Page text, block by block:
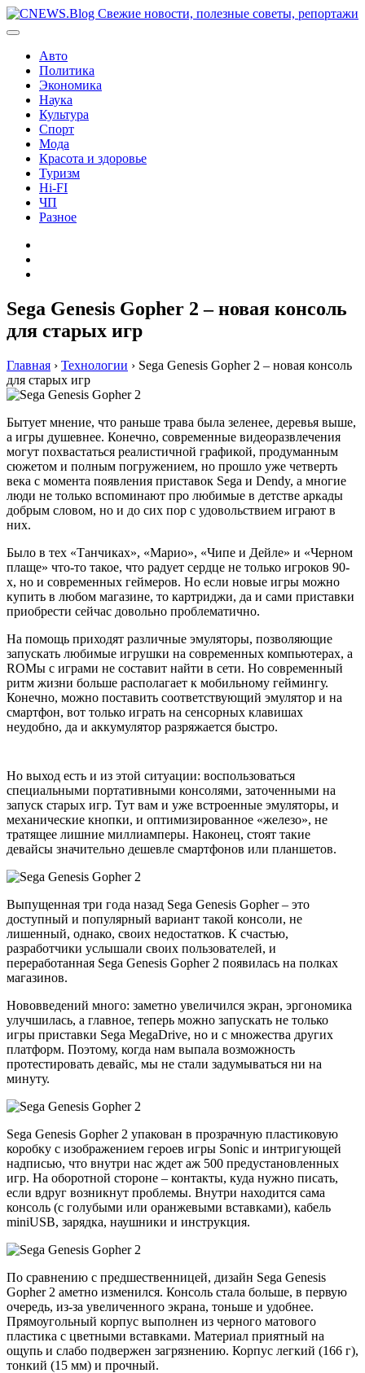
Перейти
к
Авто
Политика
Экономика
Наука
Культура
Спорт
Мода
Красота и здоровье
Туризм
Hi-FI
ЧП
Разное
Sega Genesis Gopher 2 – новая консоль
для старых игр
Главная › Технологии › Sega Genesis Gopher 2 – новая консоль
для старых игр
Бытует мнение, что раньше трава была зеленее, деревья выше,
а игры душевнее. Конечно, современные видеоразвлечения
могут похвастаться реалистичной графикой, продуманным
сюжетом и полным погружением, но прошло уже четверть
века с момента появления приставок Sega и Dendy, а многие
люди не только вспоминают про любимые в детстве аркады
добрым словом, но и до сих пор с удовольствием играют в
них.
Было в тех «Танчиках», «Марио», «Чипе и Дейле» и «Черном
плаще» что-то такое, что радует сердце не только игроков 90-
х, но и современных геймеров. Но если новые игры можно
купить в любом магазине, то картриджи, да и сами приставки
приобрести сейчас довольно проблематично.
На помощь приходят различные эмуляторы, позволяющие
запускать любимые игрушки на современных компьютерах, а
ROMы с играми не составит найти в сети. Но современный
ритм жизни больше располагает к мобильному геймингу.
Конечно, можно поставить соответствующий эмулятор и на
смартфон, вот только играть на сенсорных клавишах
неудобно, да и аккумулятор разряжается быстро.
Но выход есть и из этой ситуации: воспользоваться
специальными портативными консолями, заточенными на
запуск старых игр. Тут вам и уже встроенные эмуляторы, и
механические кнопки, и оптимизированное «железо», не
тратящее лишние миллиамперы. Наконец, стоят такие
девайсы значительно дешевле смартфонов или планшетов.
Выпущенная три года назад Sega Genesis Gopher – это
доступный и популярный вариант такой консоли, не
лишенный, однако, своих недостатков. К счастью,
разработчики услышали своих пользователей, и
переработанная Sega Genesis Gopher 2 появилась на полках
магазинов.
Нововведений много: заметно увеличился экран, эргономика
улучшилась, а главное, теперь можно запускать не только
игры приставки Sega MegaDrive, но и с множества других
платформ. Поэтому, когда нам выпала возможность
протестировать девайс, мы не стали задумываться ни на
минуту.
Sega Genesis Gopher 2 упакован в прозрачную пластиковую
коробку с изображением героев игры Sonic и интригующей
надписью, что внутри нас ждет аж 500 предустановленных
игр. На оборотной стороне – контакты, куда нужно писать,
если вдруг возникнут проблемы. Внутри находится сама
консоль (с голубыми или оранжевыми вставками), кабель
miniUSB, зарядка, наушники и инструкция.
По сравнению с предшественницей, дизайн Sega Genesis
Gopher 2 аметно изменился. Консоль стала больше, в первую
очередь, из-за увеличенного экрана, тоньше и удобнее.
Прямоугольный корпус выполнен из черного матового
пластика с цветными вставками. Материал приятный на
ощупь и слабо подвержен загрязнению. Корпус легкий (166 г),
тонкий (15 мм) и прочный.